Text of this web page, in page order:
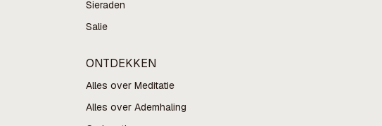
Sieraden
Salie
ONTDEKKEN
Alles over Meditatie
Alles over Ademhaling